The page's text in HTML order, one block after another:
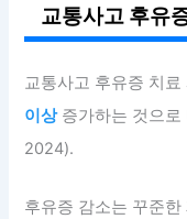
교통사고 후유
교통사고 후유증 치
이상증가하는 것으로
2024).
후유증 감소는 꾸준